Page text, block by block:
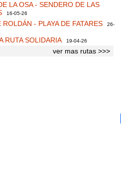
LA OSA - SENDERO DE LAS
16-05-26
ROLDÁN - PLAYA DE FATARES 26-
RUTA SOLIDARIA 19-04-26
ver mas rutas >>>